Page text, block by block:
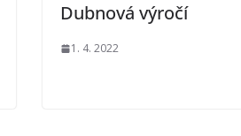
Dubnová výročí
1. 4. 2022